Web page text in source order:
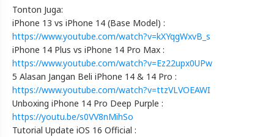
Apa
Aja
Bedanya??
Review
Perbandingan
(iTechlife
Indonesia)
Tonton Juga:
iPhone 13 vs iPhone 14 (Base Model) :
https://www.youtube.com/watch?v=kXYqgWxvB_s
iPhone 14 Plus vs iPhone 14 Pro Max :
https://www.youtube.com/watch?v=Ez22upx0UPw
5 Alasan Jangan Beli iPhone 14 & 14 Pro :
https://www.youtube.com/watch?v=ttzVLVOEAWI
Unboxing iPhone 14 Pro Deep Purple :
https://youtu.be/s0VV8nMihSo
Tutorial Update iOS 16 Official :